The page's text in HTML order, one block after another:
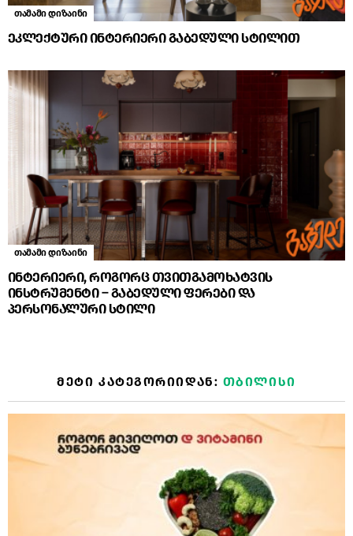
თამამი დიზაინი
ეკლექტური ინტერიერი გაბედული სტილით
თამამი დიზაინი
ინტერიერი, როგორც თვითგამოხატვის
ინსტრუმენტი – გაბედული ფერები და
პერსონალური სტილი
ᲛᲔᲢᲘ ᲙᲐᲢᲔᲒᲝᲠᲘᲘᲓᲐᲜ: ᲗᲑᲘᲚᲘᲡᲘ